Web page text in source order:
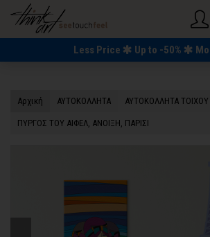
Less Price Up to -50%
Αρχική ΑΥΤΟΚΟΛΛΗΤΑ ΑΥΤΟΚΟΛΛΗΤΑ ΤΟΙΧΟΥ
ΠΥΡΓΟΣ ΤΟΥ ΑΙΦΕΛ, ΑΝΟΙΞΗ, ΠΑΡΙΣΙ